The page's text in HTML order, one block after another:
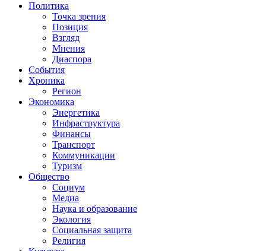
Политика
Точка зрения
Позиция
Взгляд
Мнения
Диаспора
События
Хроника
Регион
Экономика
Энергетика
Инфраструктура
Финансы
Транспорт
Коммуникации
Туризм
Общество
Социум
Медиа
Наука и образование
Экология
Социальная защита
Религия